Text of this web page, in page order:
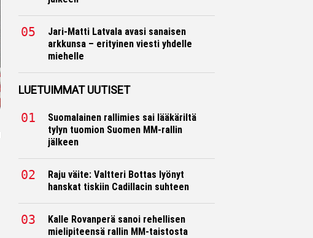
Jari-Matti Latvala avasi sanaisen
arkkunsa – erityinen viesti yhdelle
miehelle
LUETUIMMAT UUTISET
Suomalainen rallimies sai lääkäriltä
tylyn tuomion Suomen MM-rallin
jälkeen
Raju väite: Valtteri Bottas lyönyt
hanskat tiskiin Cadillacin suhteen
Kalle Rovanperä sanoi rehellisen
mielipiteensä rallin MM-taistosta